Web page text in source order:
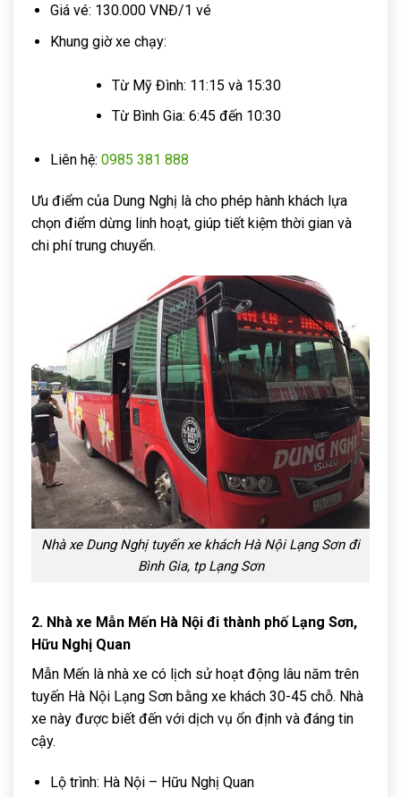
Giá vé: 130.000 VNĐ/1 vé
Khung giờ xe chạy:
Từ Mỹ Đình: 11:15 và 15:30
Từ Bình Gia: 6:45 đến 10:30
Liên hệ: 0985 381 888
Ưu điểm của Dung Nghị là cho phép hành khách lựa
chọn điểm dừng linh hoạt, giúp tiết kiệm thời gian và
chi phí trung chuyển.
Nhà xe Dung Nghị tuyến xe khách Hà Nội Lạng Sơn đi
Bình Gia, tp Lạng Sơn
2. Nhà xe Mẫn Mến Hà Nội đi thành phố Lạng Sơn,
Hữu Nghị Quan
Mẫn Mến là nhà xe có lịch sử hoạt động lâu năm trên
tuyến Hà Nội Lạng Sơn bằng xe khách 30-45 chỗ. Nhà
xe này được biết đến với dịch vụ ổn định và đáng tin
cậy.
Lộ trình: Hà Nội – Hữu Nghị Quan